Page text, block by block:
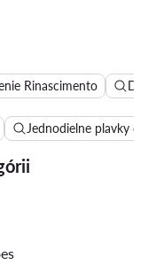
Rinascimento
Jednodielne plavky